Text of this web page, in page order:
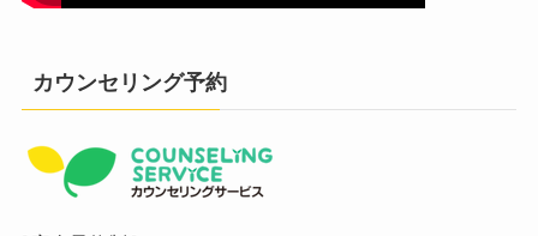
カウンセリング予約